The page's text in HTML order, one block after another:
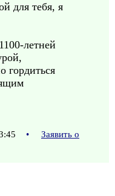
для тебя, я
летней
гордиться
•
Заявить о